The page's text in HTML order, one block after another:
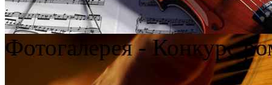
Фотогалерея - Конкурс